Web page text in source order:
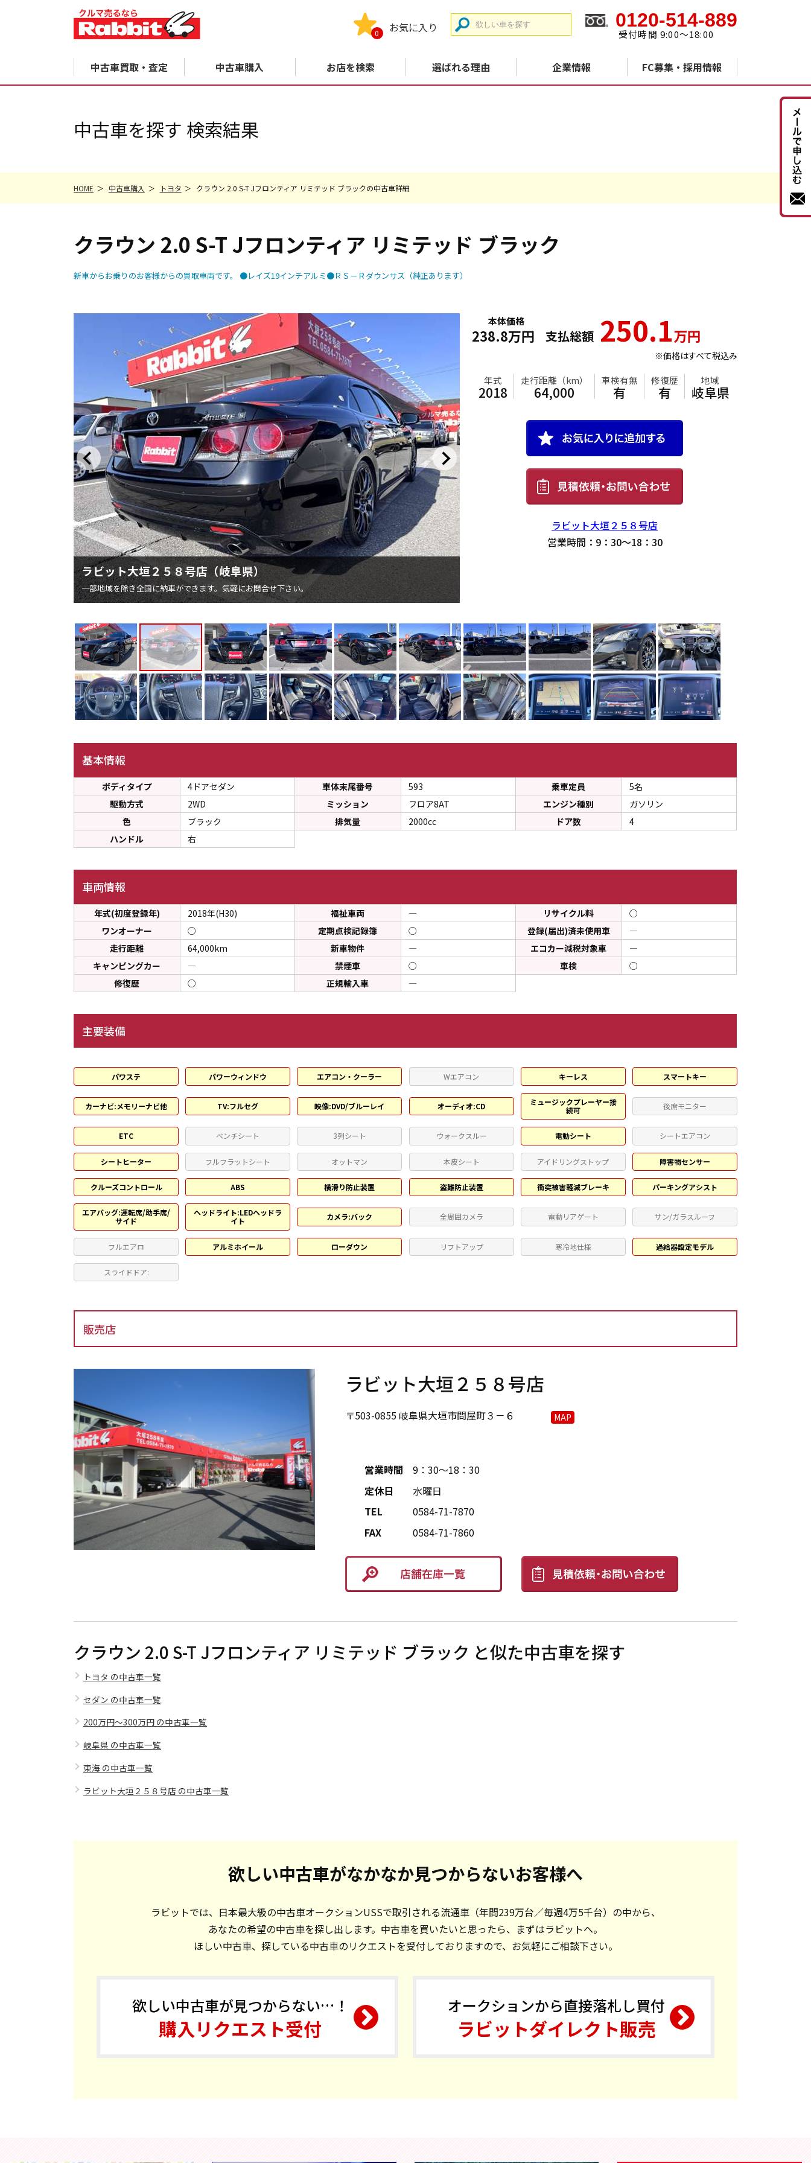
お気に入り
0
0120-514-889
受付時間 9:00～18:00
中古車買取・査定 中古車購入 お店を検索 選ばれる理由 企業情報 FC募集・採用情報
中古車を探す 検索結果
HOME 中古車購入 トヨタ クラウン 2.0 S-T Jフロンティア リミテッド ブラックの中古車詳細
クラウン 2.0 S-T Jフロンティア リミテッド ブラック
新車からお乗りのお客様からの買取車両です。 ●レイズ19インチアルミ●ＲＳ－Ｒダウンサス（純正あります）
ラビット大垣２５８号店（岐阜県）
一部地域を除き全国に納車ができます。気軽にお問合せ下さい。
本体価格
238.8万円 支払総額 250.1万円
※価格はすべて税込み
年式
2018
走行距離（km）
64,000
ラビット大垣２５８号店
営業時間：9：30～18：30
基本情報
ボディタイプ 4ドアセダン 車体末尾番号 593 乗車定員
5名
駆動方式
2WD ミッション フロア8AT エンジン種別
ガソリン
色
ブラック 排気量 2000cc ドア数
4
ハンドル
右
車両情報
年式(初度登録年) 2018年(H30) 福祉車両 ― リサイクル料
○
ワンオーナー
○ 定期点検記録簿 ○ 登録(届出)済未使用車
―
走行距離
64,000km 新車物件 ― エコカー減税対象車
―
キャンピングカー
― 禁煙車 ○ 車検
○
修復歴
○ 正規輸入車 ―
主要装備
パワステ パワーウィンドウ エアコン・クーラー Wエアコン キーレス スマートキー
カーナビ:メモリーナビ他 TV:フルセグ 映像:DVD/ブルーレイ オーディオ:CD
ミュージックプレーヤー接
続可
後席モニター
ETC ベンチシート 3列シート ウォークスルー 電動シート シートエアコン
シートヒーター フルフラットシート オットマン 本皮シート アイドリングストップ 障害物センサー
クルーズコントロール ABS 横滑り防止装置 盗難防止装置 衝突被害軽減ブレーキ パーキングアシスト
エアバッグ:運転席/助手席/
サイド
ヘッドライト:LEDヘッドラ
イト
カメラ:バック 全周囲カメラ 電動リアゲート サン/ガラスルーフ
フルエアロ アルミホイール ローダウン リフトアップ 寒冷地仕様 過給器設定モデル
スライドドア:
販売店
ラビット大垣２５８号店
〒503-0855 岐阜県大垣市問屋町３－６ MAP
営業時間
9：30～18：30
定休日
水曜日
TEL
0584-71-7870
FAX
0584-71-7860
クラウン 2.0 S-T Jフロンティア リミテッド ブラック と似た中古車を探す
トヨタ の中古車一覧
セダン の中古車一覧
200万円～300万円 の中古車一覧
岐阜県 の中古車一覧
東海 の中古車一覧
ラビット大垣２５８号店 の中古車一覧
欲しい中古車がなかなか見つからないお客様へ
ラビットでは、日本最大級の中古車オークションUSSで取引される流通車（年間239万台／毎週4万5千台）の中から、
あなたの希望の中古車を探し出します。中古車を買いたいと思ったら、まずはラビットへ。
ほしい中古車、探している中古車のリクエストを受付しておりますので、お気軽にご相談下さい。
欲しい中古車が見つからない…！
購入リクエスト受付
オークションから直接落札し買付
ラビットダイレクト販売